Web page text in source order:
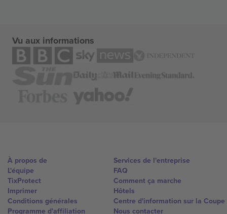
Vu aux informations
À propos de
L'équipe
TixProtect
Imprimer
Conditions générales
Programme d'affiliation
Services de l'entreprise
FAQ
Comment ça marche
Hôtels
Centre d'information sur la Coupe
Nous contacter